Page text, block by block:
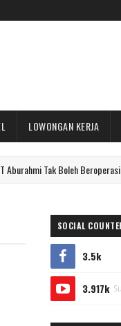
LOWONGAN KERJA
Tak Boleh Beroperasi
SOCIAL
3.5k
3.917k